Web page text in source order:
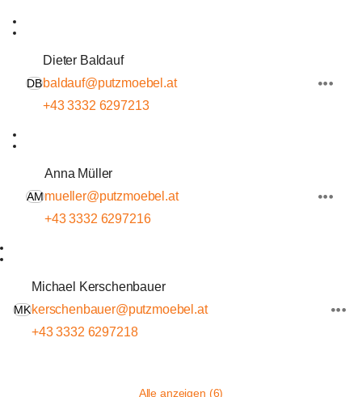
DB
Dieter Baldauf
baldauf@putzmoebel.at
+43 3332 6297213
AM
Anna Müller
mueller@putzmoebel.at
+43 3332 6297216
MK
Michael Kerschenbauer
kerschenbauer@putzmoebel.at
+43 3332 6297218
Alle anzeigen (6)